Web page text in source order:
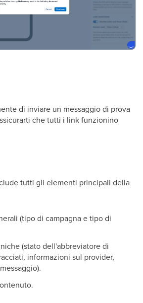
di inviare un messaggio di prova
che tutti i link funzionino
tutti gli elementi principali della
(tipo di campagna e tipo di
(stato dell'abbreviatore di
informazioni sul provider,